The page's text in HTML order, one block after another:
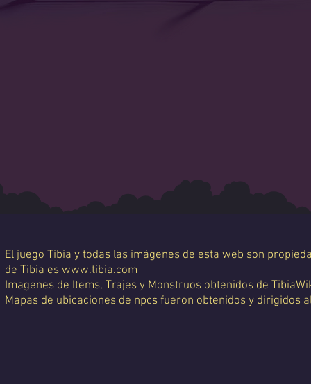
El juego Tibia y todas las imágenes de esta web son
de Tibia es www.tibia.com
Imagenes de Items, Trajes y Monstruos obtenidos de
Mapas de ubicaciones de npcs fueron obtenidos y dirigidos